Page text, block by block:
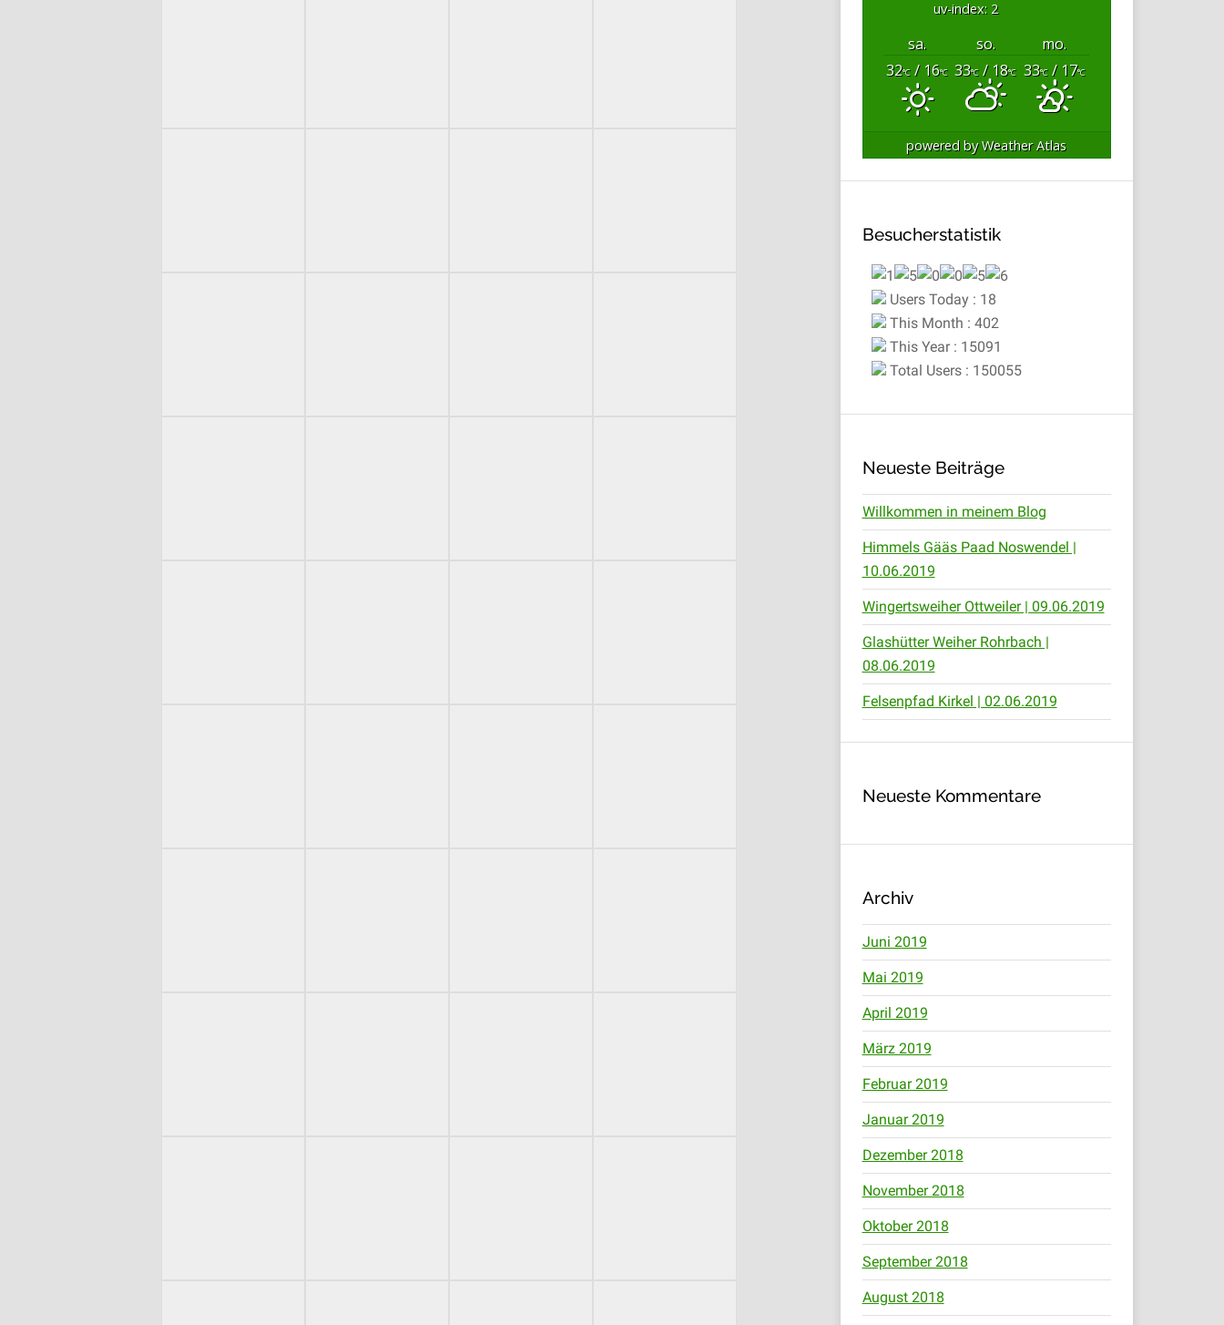
uv-index: 2
sa. so.
mo.
32°C / 16°C 33°C / 18°C 33°C/ 17°C
powered byWeather Atlas
Besucherstatistik
Users Today : 18
This Month : 402
This Year : 15091
Total Users : 150055
Neueste Beiträge
Willkommen in meinem Blog
Himmels Gääs Paad Noswendel |
10.06.2019
Wingertsweiher Ottweiler | 09.06.2019
Glashütter Weiher Rohrbach |
08.06.2019
Felsenpfad Kirkel | 02.06.2019
Neueste Kommentare
Archiv
Juni 2019
Mai 2019
April 2019
März 2019
Februar 2019
Januar 2019
Dezember 2018
November 2018
Oktober 2018
September 2018
August 2018